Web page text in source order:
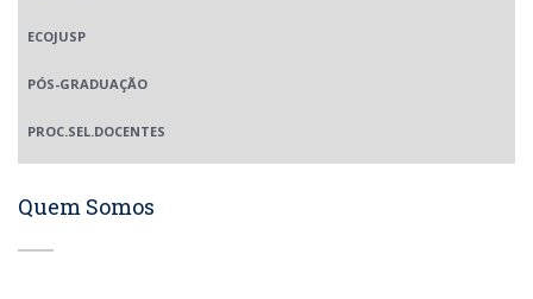
ECOJUSP
PÓS-GRADUAÇÃO
PROC.SEL.DOCENTES
Quem Somos